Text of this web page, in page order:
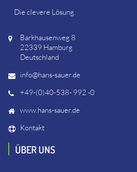
Die clevere Lösung.
Barkhausenweg 8
22339 Hamburg
Deutschland
info@hans-sauer.de
+49-(0)40-538- 992 -0
www.hans-sauer.de
Kontakt
ÜBER UNS